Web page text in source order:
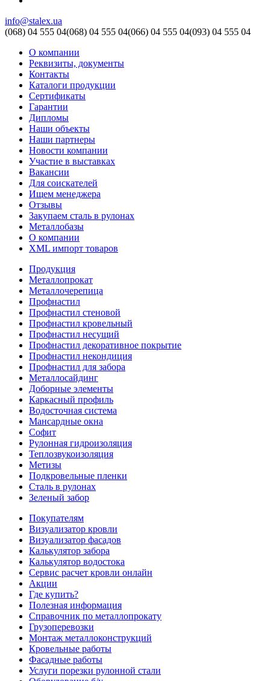
info@stalex.ua
(068) 04 555 04(068) 04 555 04(066) 04 555 04(093) 04 555 04
О компании
Реквизиты, документы
Контакты
Каталоги продукции
Сертификаты
Гарантии
Дипломы
Наши объекты
Наши партнеры
Новости компании
Участие в выставках
Вакансии
Для соискателей
Ищем менеджера
Отзывы
Закупаем сталь в рулонах
Металлобазы
О компании
XML импорт товаров
Продукция
Металлопрокат
Металлочерепица
Профнастил
Профнастил стеновой
Профнастил кровельный
Профнастил несущий
Профнастил декоративное покрытие
Профнастил некондиция
Профнастил для забора
Металлосайдинг
Доборные элементы
Каркасный профиль
Водосточная система
Мансардные окна
Софит
Рулонная гидроизоляция
Теплозвукоизоляция
Метизы
Подкровельные пленки
Сталь в рулонах
Зеленый забор
Покупателям
Визуализатор кровли
Визуализатор фасадов
Калькулятор забора
Калькулятор водостока
Сервис расчет кровли онлайн
Акции
Где купить?
Полезная информация
Справочник по металлопрокату
Грузоперевозки
Монтаж металлоконструкций
Кровельные работы
Фасадные работы
Услуги порезки рулонной стали